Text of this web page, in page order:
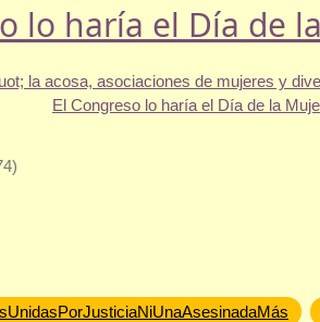
lo haría el Día de